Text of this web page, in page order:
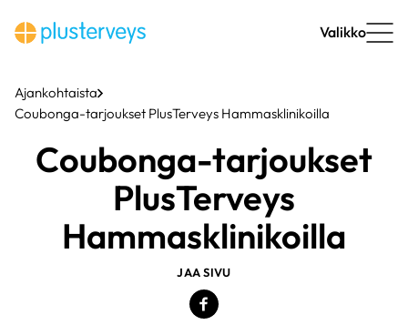
sisältöön
Valikko
Ajankohtaista
Coubonga-tarjoukset PlusTerveys Hammasklinikoilla
Coubonga-tarjoukset
PlusTerveys
Hammasklinikoilla
JAA SIVU